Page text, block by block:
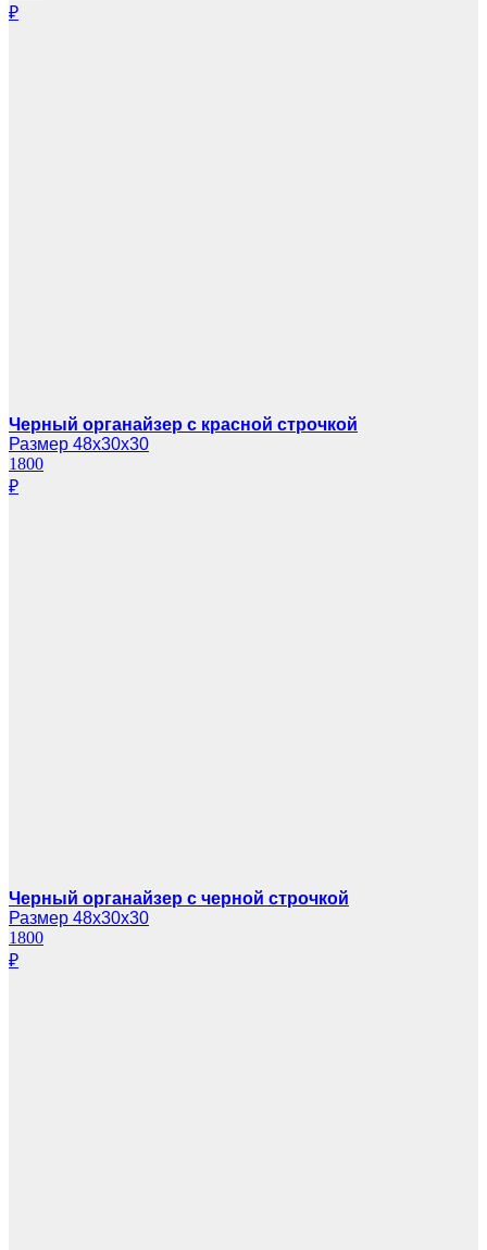
₽
Черный органайзер с красной строчкой
Размер 48х30х30
1800
₽
Черный органайзер с черной строчкой
Размер 48х30х30
1800
₽